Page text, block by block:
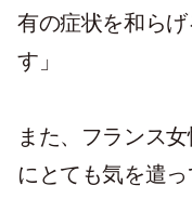
有の症状を和ら
す」
また、フランス
にとても気を遣っ